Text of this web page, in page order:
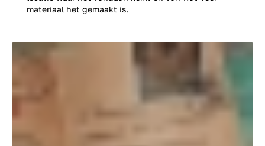
materiaal het gemaakt is.